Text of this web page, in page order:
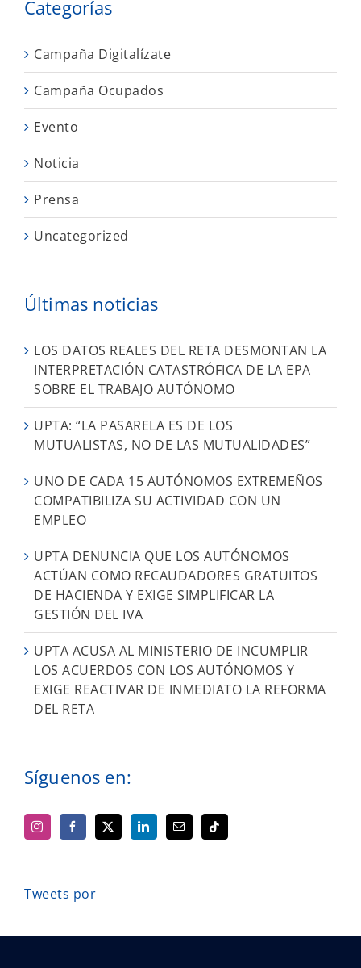
Categorías
Campaña Digitalízate
Campaña Ocupados
Evento
Noticia
Prensa
Uncategorized
Últimas noticias
LOS DATOS REALES DEL RETA DESMONTAN LA
INTERPRETACIÓN CATASTRÓFICA DE LA EPA
SOBRE EL TRABAJO AUTÓNOMO
UPTA: “LA PASARELA ES DE LOS
MUTUALISTAS, NO DE LAS MUTUALIDADES”
UNO DE CADA 15 AUTÓNOMOS EXTREMEÑOS
COMPATIBILIZA SU ACTIVIDAD CON UN
EMPLEO
UPTA DENUNCIA QUE LOS AUTÓNOMOS
ACTÚAN COMO RECAUDADORES GRATUITOS
DE HACIENDA Y EXIGE SIMPLIFICAR LA
GESTIÓN DEL IVA
UPTA ACUSA AL MINISTERIO DE INCUMPLIR
LOS ACUERDOS CON LOS AUTÓNOMOS Y
EXIGE REACTIVAR DE INMEDIATO LA REFORMA
DEL RETA
Síguenos en:
Tweets por